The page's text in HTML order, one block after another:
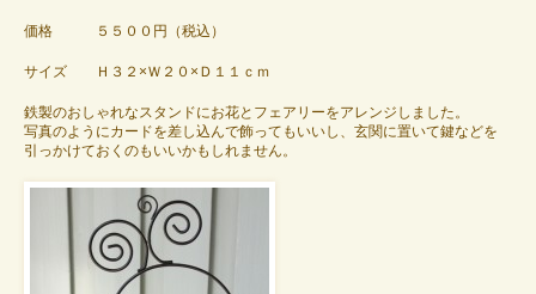
価格 ５５００円（税込）
サイズ Ｈ３２×Ｗ２０×Ｄ１１ｃｍ
鉄製のおしゃれなスタンドにお花とフェアリーをアレンジしました。
写真のようにカードを差し込んで飾ってもいいし、玄関に置いて鍵などを
引っかけておくのもいいかもしれません。